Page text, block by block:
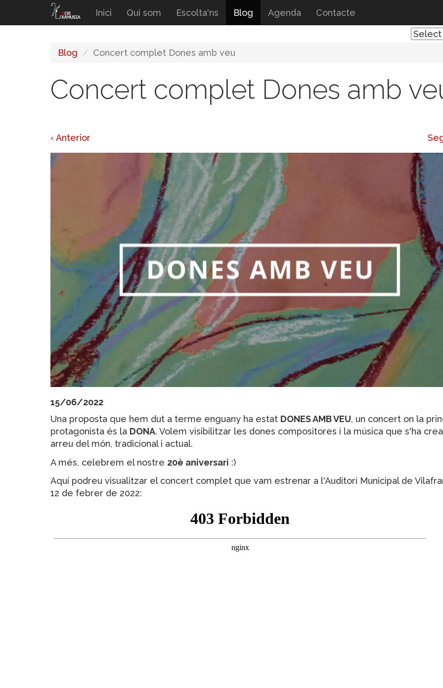
Inici Qui som Escolta'ns Blog Agenda Contacte
Blog
Concert complet Dones amb veu
Concert complet Dones amb
‹ Anterior
15/06/2022
Una proposta que hem dut a terme enguany ha estat DONES AMB VEU, un concert on la
protagonista és la DONA. Volem visibilitzar les dones compositores i la música que s'ha
arreu del món, tradicional i actual.
A més, celebrem el nostre 20è aniversari :)
Aquí podreu visualitzar el concert complet que vam estrenar a l'Auditori Municipal de
12 de febrer de 2022: